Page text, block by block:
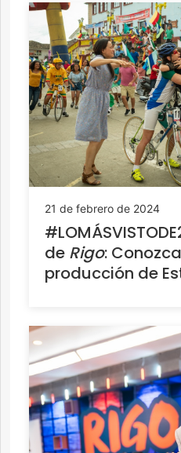
21 de febrero de 2024
de Rigo:
producción de